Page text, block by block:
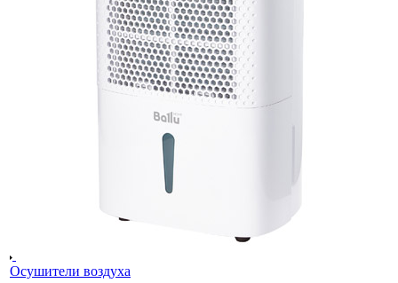
Осушители воздуха